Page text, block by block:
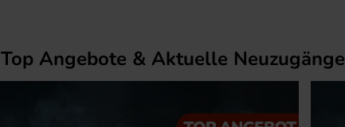
Top Angebote & Aktuelle Neuzugänge